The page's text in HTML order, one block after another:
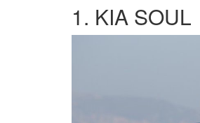
1. KIA SOUL